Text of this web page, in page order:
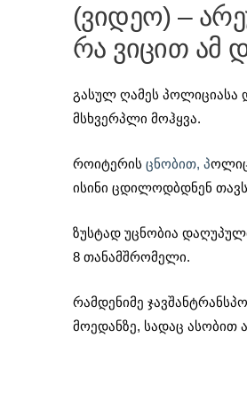
(ვიდეო) –
რა ვიცით ამ
გასულ ღამეს პოლიციასა
მსხვერპლი მოჰყვა.
როიტერის ცნობით, პ
ისინი ცდილოდბდნენ
ზუსტად უცნობია
8 თანამშრომელი.
რამდენიმე
მოედანზე, სადაც ასობით